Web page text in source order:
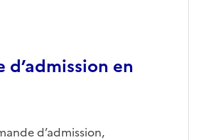
en
d’admission,